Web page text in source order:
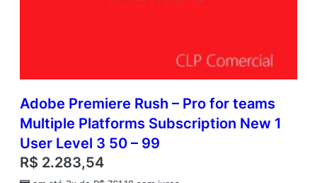
Adobe Premiere Rush – Pro for teams
Multiple Platforms Subscription New 1
User Level 3 50 – 99
R$ 2.283,54